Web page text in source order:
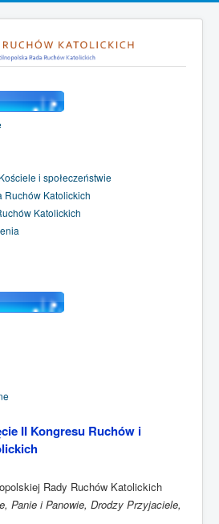
i społeczeństwie
Ruchów Katolickich
Katolickich
II Kongresu Ruchów i
Rady Ruchów Katolickich
Panie i Panowie, Drodzy Przyjaciele,